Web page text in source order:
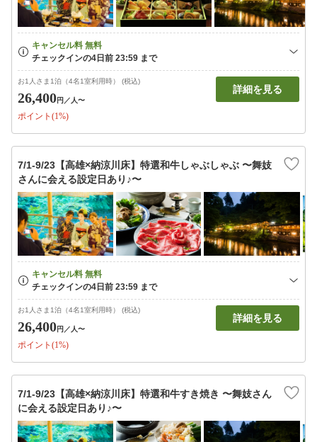
お1人さま1泊（4名1室利用時） (税込)
26,400円 ／人〜
ポイント(1%)
詳細を見る
7/1-9/23【高雄×納涼川床】特選和牛しゃぶしゃぶ 〜舞妓
さんに会える設定日あり♪〜
お1人さま1泊（4名1室利用時） (税込)
26,400円 ／人〜
ポイント(1%)
詳細を見る
7/1-9/23【高雄×納涼川床】特選和牛すき焼き 〜舞妓さん
に会える設定日あり♪〜